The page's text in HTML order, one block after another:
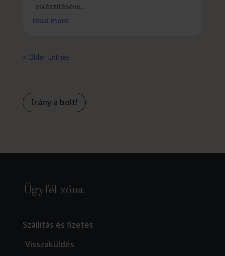
elkészítéséve...
read more
« Older Entries
Irány a bolt!
Ügyfél zóna
Szállítás és fizetés
Visszaküldés